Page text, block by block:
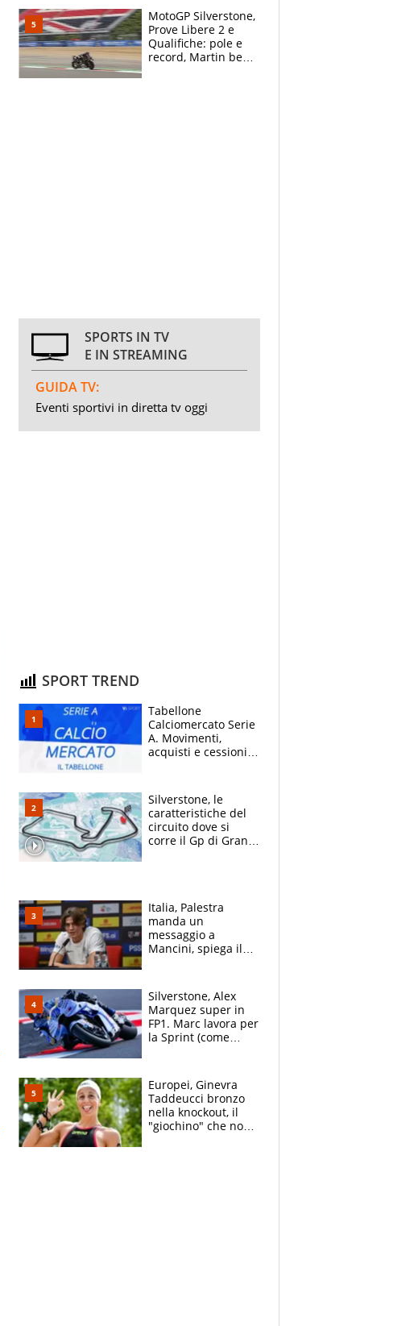
Padre Pio
MotoGP Silverstone,
Prove Libere 2 e
Qualifiche: pole e
record, Martin beffa
SPORTS IN TV
E IN STREAMING
GUIDA TV:
Eventi sportivi in diretta tv oggi
SPORT TREND
Tabellone
Calciomercato Serie
A. Movimenti,
acquisti e cessioni:
Silverstone, le
caratteristiche del
circuito dove si
corre il Gp di Gran
Italia, Palestra
manda un
messaggio a
Mancini, spiega il
l'alleanza con
Donnarumma
Silverstone, Alex
Marquez super in
FP1. Marc lavora per
la Sprint (come
Europei, Ginevra
Taddeucci bronzo
nella knockout, il
"giochino" che non